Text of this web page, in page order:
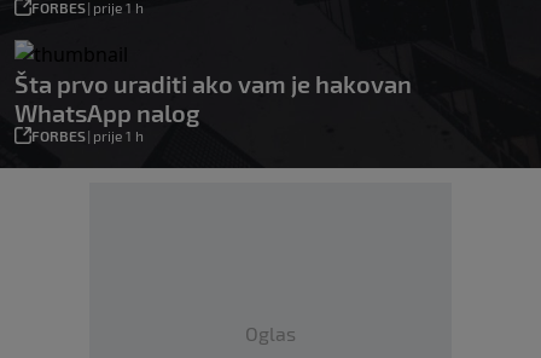
FORBES| prije 1 h
Šta prvo uraditi ako vam je hakovan
WhatsApp nalog
FORBES| prije 1 h
Oglas